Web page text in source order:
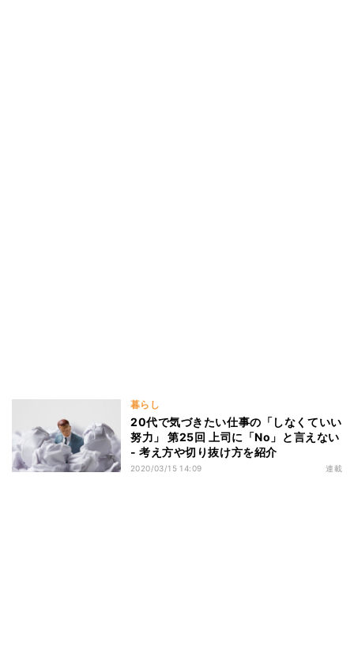
暮らし
20代で気づきたい仕事の「しなくていい
努力」 第25回 上司に「No」と言えない
- 考え方や切り抜け方を紹介
2020/03/15 14:09 連載